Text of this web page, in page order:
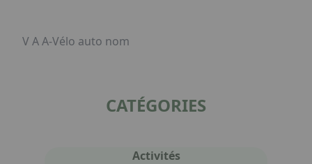
V A A-Vélo auto nom
CATÉGORIES
Activités